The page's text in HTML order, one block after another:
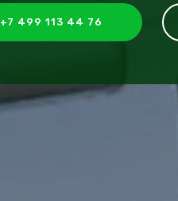
+7 499 113 44 76